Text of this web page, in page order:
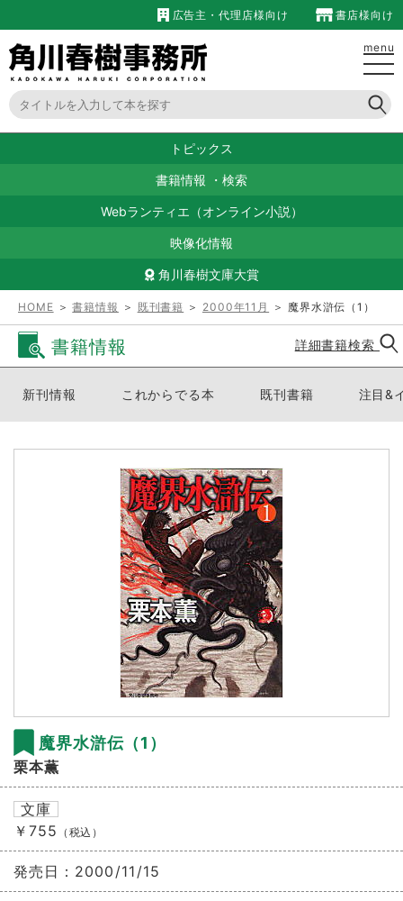
広告主・代理店様向け 書店様向け
menu
トピックス
書籍情報 ・ 検索
Webランティエ（オンライン小説）
映像化情報
角川春樹文庫大賞
HOME ＞書籍情報 ＞ 既刊書籍 ＞ 2000年11月 ＞ 魔界水滸伝（1）
書籍情報 詳細書籍検索
新刊情報 これからでる本 既刊書籍 注目&
魔界水滸伝（1）
栗本薫
文庫
￥755 （税込）
発売日： 2000/11/15